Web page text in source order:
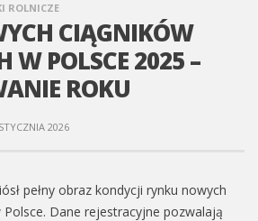
ROLNICZE
CIĄGNIKÓW
W POLSCE 2025 –
ROKU
2026
pełny obraz kondycji rynku nowych
Dane rejestracyjne pozwalają